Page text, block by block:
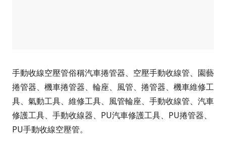
手動收線空壓管俗稱汽車捲管器、空壓手動收線管、園藝
捲管器、機車捲管器、輪座、風管、捲管器、機車維修工
具、氣動工具、維修工具、風管輪座、手動收線管、汽車
修護工具、手動收線器、PU汽車修護工具、PU捲管器、
PU手動收線空壓管。